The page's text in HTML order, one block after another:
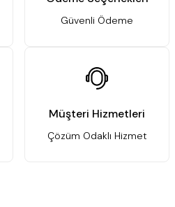
Güvenli Ödeme
Müşteri Hizmetleri
Çözüm Odaklı Hizmet